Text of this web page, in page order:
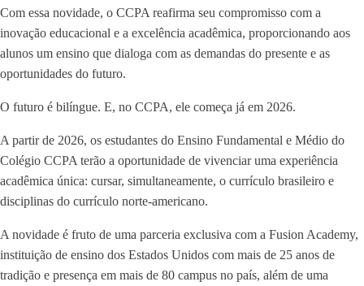
Com essa novidade, o CCPA reafirma seu compromisso com a
inovação educacional e a excelência acadêmica, proporcionando aos
alunos um ensino que dialoga com as demandas do presente e as
oportunidades do futuro.
O futuro é bilíngue. E, no CCPA, ele começa já em 2026.
A partir de 2026, os estudantes do Ensino Fundamental e Médio do
Colégio CCPA terão a oportunidade de vivenciar uma experiência
acadêmica única: cursar, simultaneamente, o currículo brasileiro e
disciplinas do currículo norte-americano.
A novidade é fruto de uma parceria exclusiva com a Fusion Academy,
instituição de ensino dos Estados Unidos com mais de 25 anos de
tradição e presença em mais de 80 campus no país, além de uma